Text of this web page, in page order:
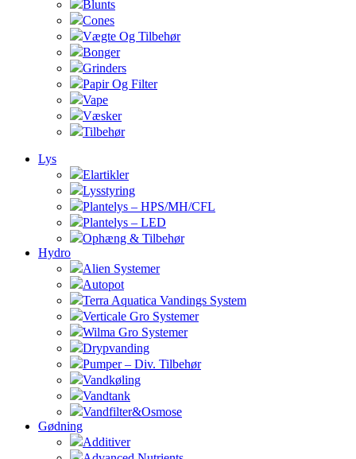
Blunts
Cones
Vægte Og Tilbehør
Bonger
Grinders
Papir Og Filter
Vape
Væsker
Tilbehør
Lys
Elartikler
Lysstyring
Plantelys – HPS/MH/CFL
Plantelys – LED
Ophæng & Tilbehør
Hydro
Alien Systemer
Autopot
Terra Aquatica Vandings System
Verticale Gro Systemer
Wilma Gro Systemer
Drypvanding
Pumper – Div. Tilbehør
Vandkøling
Vandtank
Vandfilter&Osmose
Gødning
Additiver